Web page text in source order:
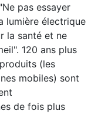
pas essayer
lumière électrique
la santé et ne
120 ans plus
(les
mobiles) sont
de fois plus